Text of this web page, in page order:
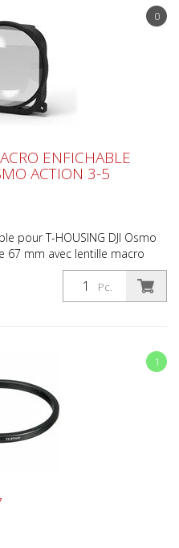
0
Pc.
ENFICHABLE
ACTION 3-5
pour T-HOUSING DJI Osmo
67 mm avec lentille macro
DJI OSMO Action 3-...
1